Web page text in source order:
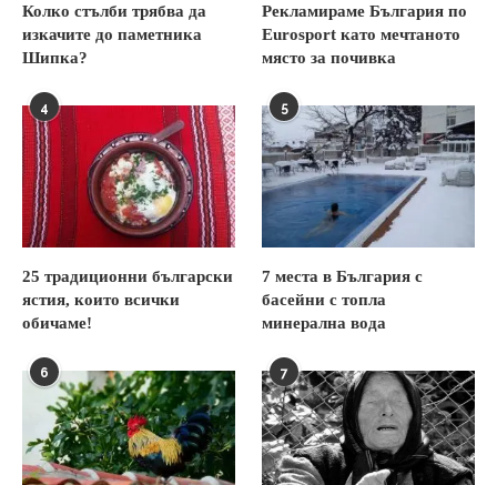
Колко стълби трябва да
изкачите до паметника
Шипка?
Рекламираме България по
Eurosport като мечтаното
място за почивка
4
25 традиционни български
ястия, които всички
обичаме!
5
7 места в България с
басейни с топла
минерална вода
6 7